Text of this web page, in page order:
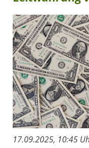
17.09.2025, 10:45